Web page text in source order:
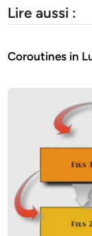
Lire aussi :
Coroutines in